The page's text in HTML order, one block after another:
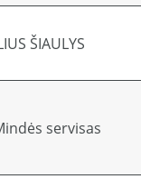
ŠIAULYS
servisas